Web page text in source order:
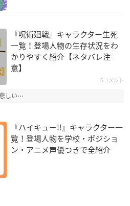
『呪術廻戦』キャラクター生死
一覧！登場人物の生存状況をわ
かりやすく紹介【ネタバレ注
意】
6コメント
しい⋯
『ハイキュー!!』キャラクター一
覧！登場人物を学校・ポジショ
ン・アニメ声優つきで全紹介